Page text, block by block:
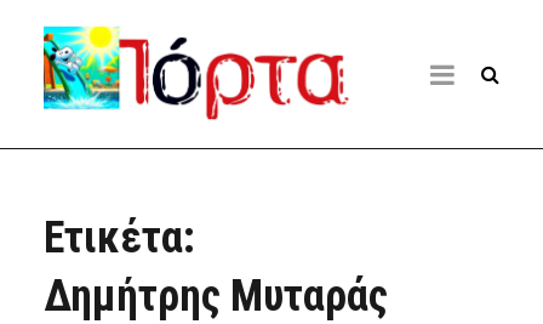
Ετικέτα:
Δημήτρης Μυταράς